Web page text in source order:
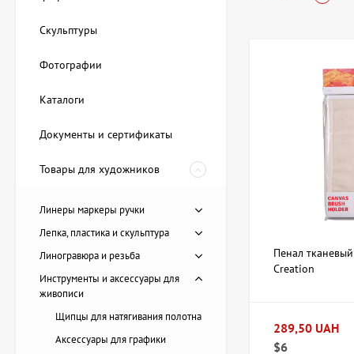
В магазине
доступны
основных типов
Пеналы из
Деревянные
защитой от
Пеналы и коробки
как для опытных
Как
Пенал
Creation
289,50 UAH
$6
Скульптуры
Фотографии
Каталоги
Документы и сертификаты
Товары для художников
Линеры маркеры ручки
Лепка, пластика и скульптура
Линогравюра и резьба
Инструменты и аксессуары для
живописи
Щипцы для натягивания полотна
Аксессуары для графики